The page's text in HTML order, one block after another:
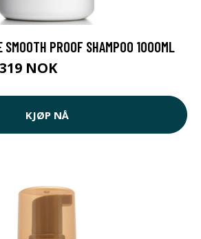
PROOF SHAMPOO 1000ML
319 NOK
KJØP NÅ